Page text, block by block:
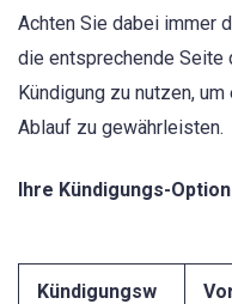
Achten Sie dabei immer
die entsprechende
Kündigung zu nutzen,
Ablauf zu gewährleisten.
Ihre Kündigungs-
Kündigungsw